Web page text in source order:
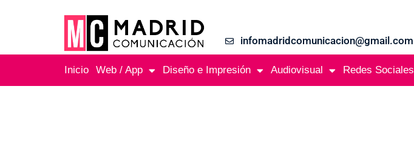
infomadridcomunicacion@gmail.com
Inicio Web / App Diseño e Impresión Audiovisual Redes Sociales